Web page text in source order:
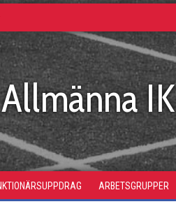
IK
ARBETSGRUPPER